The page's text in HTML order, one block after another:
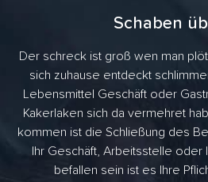
Schaben
Der schreck ist groß wen man
sich zuhause entdeckt
Lebensmittel Geschäft oder
Kakerlaken sich da vermehret
kommen ist die Schließung des
Ihr Geschäft, Arbeitsstelle oder
befallen sein ist es Ihre